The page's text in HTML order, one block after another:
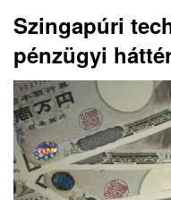
Szingapúri
pénzügyi